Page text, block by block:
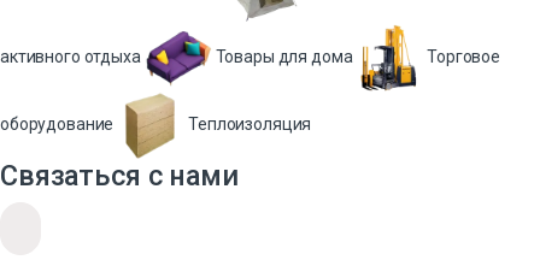
активного отдыха Товары для дома Торговое
оборудование Теплоизоляция
Связаться с нами